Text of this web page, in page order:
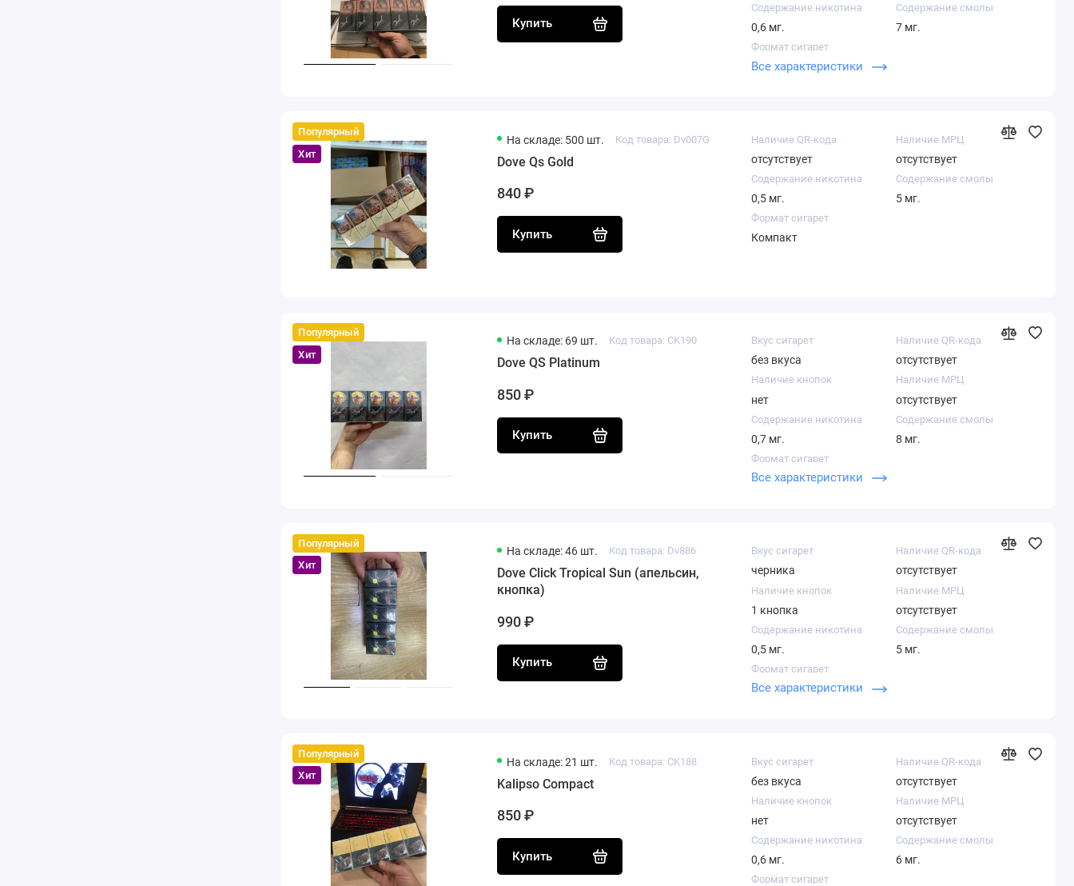
Купить
Содержание никотина
0,6 мг.
Содержание смолы
7 мг.
Формат сигарет
Суперслим
Все характеристики
Популярный
Хит
На складе: 500 шт. Код товара: Dv007G
Dove Qs Gold
840 ₽
Купить
Наличие QR-кода
отсутствует
Наличие МРЦ
отсутствует
Содержание никотина
0,5 мг.
Содержание смолы
5 мг.
Формат сигарет
Компакт
Популярный
Хит
На складе: 69 шт. Код товара: CK190
Dove QS Platinum
850 ₽
Купить
Вкус сигарет
без вкуса
Наличие QR-кода
отсутствует
Наличие кнопок
нет
Наличие МРЦ
отсутствует
Содержание никотина
0,7 мг.
Содержание смолы
8 мг.
Формат сигарет
Компакт
Все характеристики
Популярный
Хит
На складе: 46 шт. Код товара: Dv886
Dove Сlick Tropical Sun (апельсин,
кнопка)
990 ₽
Купить
Вкус сигарет
черника
Наличие QR-кода
отсутствует
Наличие кнопок
1 кнопка
Наличие МРЦ
отсутствует
Содержание никотина
0,5 мг.
Содержание смолы
5 мг.
Формат сигарет
Компакт
Все характеристики
Популярный
Хит
На складе: 21 шт. Код товара: CK188
Kalipso Compact
850 ₽
Купить
Вкус сигарет
без вкуса
Наличие QR-кода
отсутствует
Наличие кнопок
нет
Наличие МРЦ
отсутствует
Содержание никотина
0,6 мг.
Содержание смолы
6 мг.
Формат сигарет